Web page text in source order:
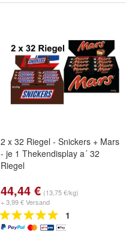
2 x 32 Riegel - Snickers + Mars
- je 1 Thekendisplay a´ 32
Riegel
44,44 € (13,75 €/kg)
+ 3,99 € Versand
1